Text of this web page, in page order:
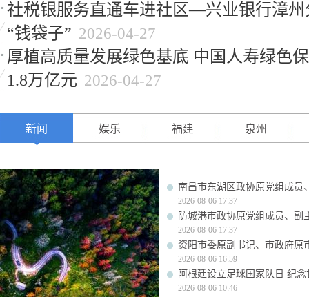
社税银服务直通车进社区—兴业银行漳州
“钱袋子” 2026-04-27
厚植高质量发展绿色基底 中国人寿绿色
1.8万亿元 2026-04-27
新闻 娱乐 福建 泉州
南昌市东湖区政协原党组成员
2026-08-06 17:37
防城港市政协原党组成员、副
2026-08-06 17:37
资阳市委原副书记、市政府原
2026-08-06 16:59
阿根廷设立足球国家队日 纪
2026-08-06 10:46